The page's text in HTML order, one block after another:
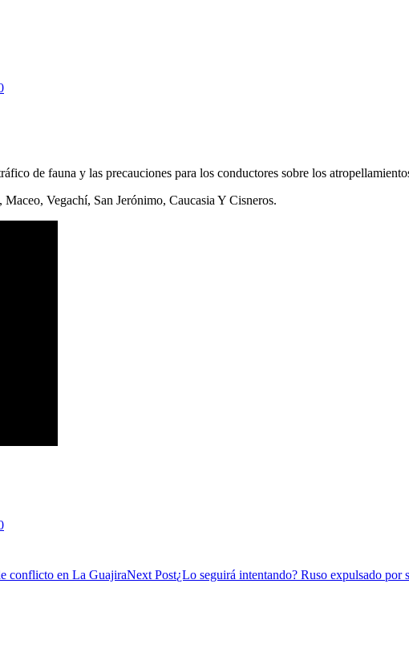
de fauna y las precauciones para los conductores sobre los
Vegachí, San Jerónimo, Caucasia Y Cisneros.
conflicto en La GuajiraNext Post¿Lo seguirá intentando? Ruso expulsado por